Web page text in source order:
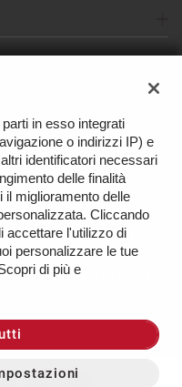
TORNA IN CIMA
Srl - P.IVA 03479320123 -
in esso integrati
o indirizzi IP) e
identificatori necessari
delle finalità
il miglioramento delle
Cliccando
accettare l'utilizzo di
personalizzare le tue
di più e